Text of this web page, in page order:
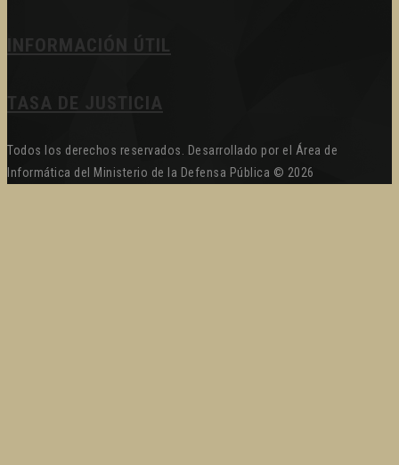
INFORMACIÓN ÚTIL
TASA DE JUSTICIA
Todos los derechos reservados. Desarrollado por el Área de
Informática del Ministerio de la Defensa Pública © 2026